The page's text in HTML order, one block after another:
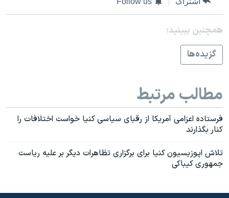
همچنبن ببینید:
گزيده‌ها
مطالب مرتبط
فرستاده اعزامی آمريکا از رقبای سياسی کنيا خواست اختلافات را
کنار بگذارند
تلاش اپوزيسيون کنيا برای برگزاری تظاهرات ديگر بر عليه رياست
جمهوری کيباکی